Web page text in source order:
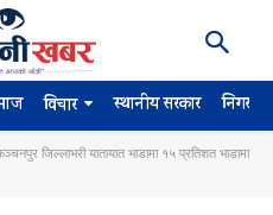
विचार स्थानीय सरकार
जिल्लाभरी यातायात भाडामा १५ प्रतिशत भाडामा